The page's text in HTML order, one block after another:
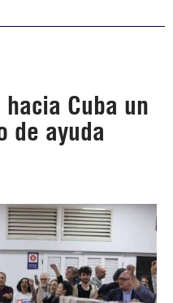
Cuba un
de ayuda